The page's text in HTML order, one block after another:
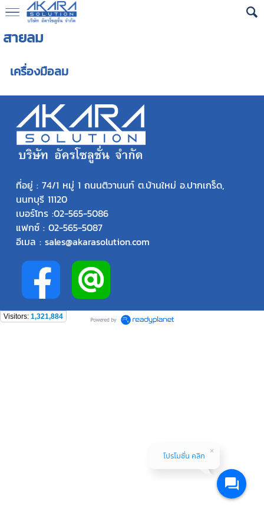
สายลม
เครื่องมือลม
ที่อยู่ : 74/1 หมู่ 1 ถนนติวานนท์ ต.บ้านใหม่ อ.ปากเกร็ด,
นนทบุรี 11120
เบอร์โทร :02-565-5086
แฟกซ์ : 02-565-5087
อีเมล : sales@akarasolution.com
Visitors: 1,321,884
โปรโมชั่น คลิก